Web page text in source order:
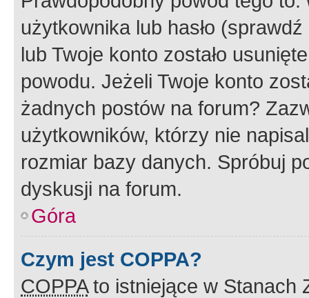
użytkownika lub hasło
lub Twoje konto zostało
powodu. Jeżeli Twoje konto
żadnych postów na forum?
użytkowników, którzy nie
rozmiar bazy danych. Spróbuj
dyskusji na forum.
Góra
Czym jest COPPA?
COPPAto istniejące w Stanach